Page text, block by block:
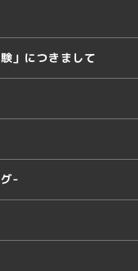
」につきまして
-